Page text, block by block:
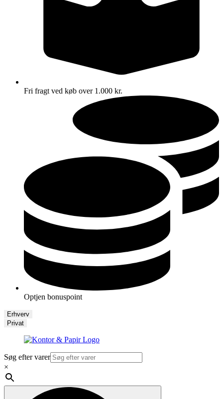
Fri fragt ved køb over 1.000 kr.
Optjen bonuspoint
Erhverv
Privat
Søg efter varer
×